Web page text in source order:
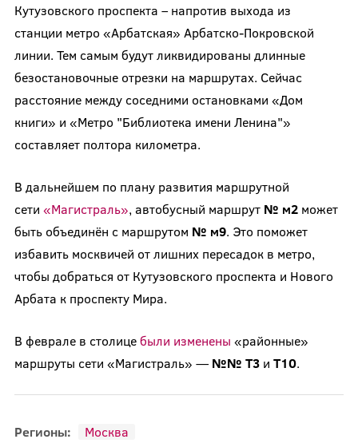
Кутузовского проспекта – напротив выхода из
станции метро «Арбатская» Арбатско-Покровской
линии. Тем самым будут ликвидированы длинные
безостановочные отрезки на маршрутах. Сейчас
расстояние между соседними остановками «Дом
книги» и «Метро "Библиотека имени Ленина"»
составляет полтора километра.
В дальнейшем по плану развития маршрутной
сети «Магистраль», автобусный маршрут № м2может
быть объединён с маршрутом № м9. Это поможет
избавить москвичей от лишних пересадок в метро,
чтобы добраться от Кутузовского проспекта и Нового
Арбата к проспекту Мира.
В феврале в столицебыли изменены «районные»
маршруты сети «Магистраль» — №№ Т3и Т10.
Регионы:
Москва